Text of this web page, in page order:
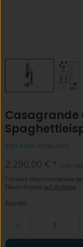
Casagrande
von krae-shop.com
Aktueller Preis
2.290,00 € exkl. USt
* Unsere Maschinenpreise
Deutschlands auf Anfrage.
Anzahl